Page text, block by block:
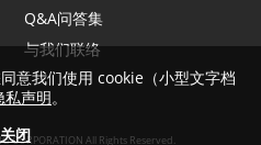
Q&A问答集
与我们联络
CORPORATION All Rights Reserved.
意我们使用 cookie（小型文字档
私声明。
关闭